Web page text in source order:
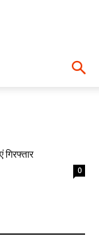
गिरफ्तार
0